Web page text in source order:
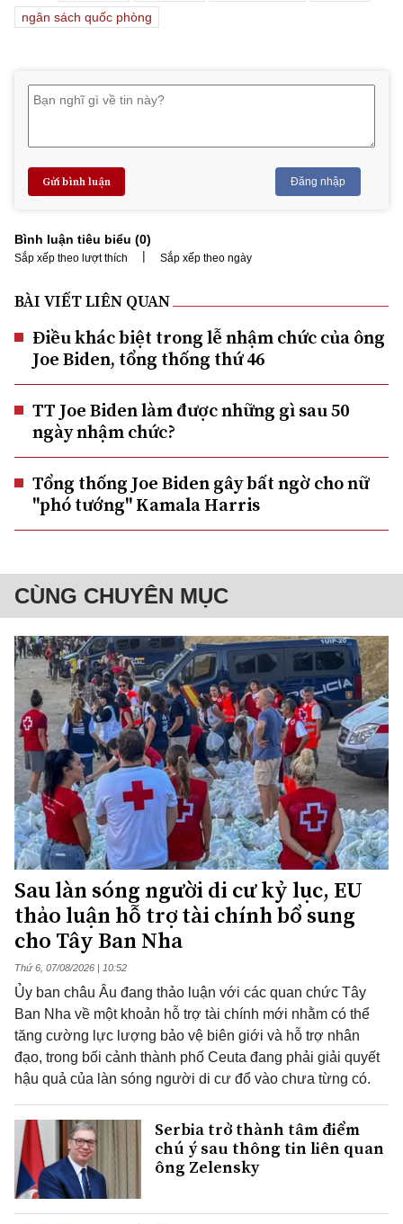
ngân sách quốc phòng
Gửi bình luận Đăng nhập
Bình luận tiêu biểu (0)
Sắp xếp theo lượt thích | Sắp xếp theo ngày
BÀI VIẾT LIÊN QUAN
Điều khác biệt trong lễ nhậm chức của ông
Joe Biden, tổng thống thứ 46
TT Joe Biden làm được những gì sau 50
ngày nhậm chức?
Tổng thống Joe Biden gây bất ngờ cho nữ
"phó tướng" Kamala Harris
CÙNG CHUYÊN MỤC
Sau làn sóng người di cư kỷ lục, EU
thảo luận hỗ trợ tài chính bổ sung
cho Tây Ban Nha
Thứ 6, 07/08/2026 | 10:52
Ủy ban châu Âu đang thảo luận với các quan chức Tây
Ban Nha về một khoản hỗ trợ tài chính mới nhằm có thể
tăng cường lực lượng bảo vệ biên giới và hỗ trợ nhân
đạo, trong bối cảnh thành phố Ceuta đang phải giải quyết
hậu quả của làn sóng người di cư đổ vào chưa từng có.
Serbia trở thành tâm điểm
chú ý sau thông tin liên quan
ông Zelensky